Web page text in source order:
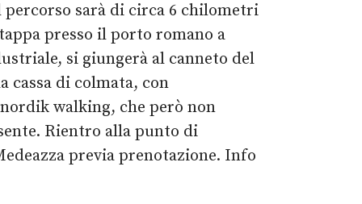
percorso sarà di circa 6 chilometri
presso il porto romano a
si giungerà al canneto del
cassa di colmata, con
walking, che però non
Rientro alla punto di
previa prenotazione. Info